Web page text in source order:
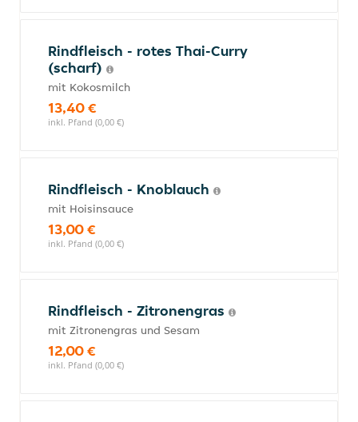
Rindfleisch - rotes Thai-Curry
(scharf)
mit Kokosmilch
13,40 €
inkl. Pfand (0,00 €)
Rindfleisch - Knoblauch
mit Hoisinsauce
13,00 €
inkl. Pfand (0,00 €)
Rindfleisch - Zitronengras
mit Zitronengras und Sesam
12,00 €
inkl. Pfand (0,00 €)